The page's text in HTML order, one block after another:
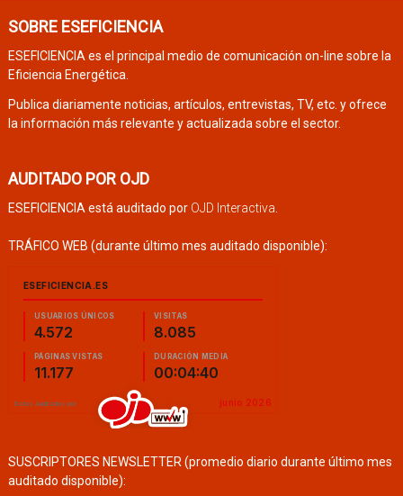
SOBRE ESEFICIENCIA
ESEFICIENCIA es el principal medio de comunicación on-line sobre la
Eficiencia Energética.
Publica diariamente noticias, artículos, entrevistas, TV, etc. y ofrece
la información más relevante y actualizada sobre el sector.
AUDITADO POR OJD
ESEFICIENCIA está auditado por OJD Interactiva.
TRÁFICO WEB (durante último mes auditado disponible):
SUSCRIPTORES NEWSLETTER (promedio diario durante último mes
auditado disponible):